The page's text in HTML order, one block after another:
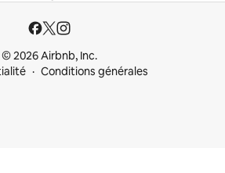
© 2026 Airbnb, Inc.
Conditions générales